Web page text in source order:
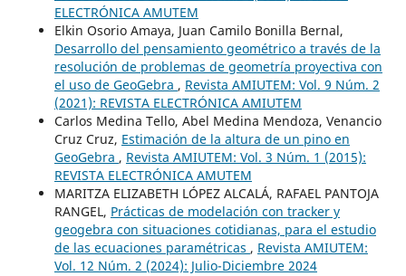
ELECTRÓNICA AMUTEM
Elkin Osorio Amaya, Juan Camilo Bonilla Bernal,
Desarrollo del pensamiento geométrico a través de la
resolución de problemas de geometría proyectiva con
el uso de GeoGebra , Revista AMIUTEM: Vol. 9 Núm. 2
(2021): REVISTA ELECTRÓNICA AMIUTEM
Carlos Medina Tello, Abel Medina Mendoza, Venancio
Cruz Cruz, Estimación de la altura de un pino en
GeoGebra , Revista AMIUTEM: Vol. 3 Núm. 1 (2015):
REVISTA ELECTRÓNICA AMUTEM
MARITZA ELIZABETH LÓPEZ ALCALÁ, RAFAEL PANTOJA
RANGEL, Prácticas de modelación con tracker y
geogebra con situaciones cotidianas, para el estudio
de las ecuaciones paramétricas , Revista AMIUTEM:
Vol. 12 Núm. 2 (2024): Julio-Diciembre 2024